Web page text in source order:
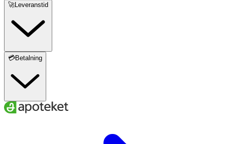
🚀Leveranstid
💳Betalning